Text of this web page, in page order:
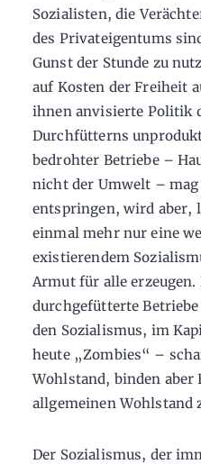
Sozialisten, die
des Privateigentums
Gunst der Stunde zu
auf Kosten der Freiheit
ihnen anvisierte Politik
Durchfütterns
bedrohter Betriebe –
nicht der Umwelt –
entspringen, wird aber,
einmal mehr nur eine
existierendem
Armut für alle
durchgefütterte
den Sozialismus, im
heute „Zombies“ –
Wohlstand, binden aber
allgemeinen Wohlstand
Der Sozialismus, der